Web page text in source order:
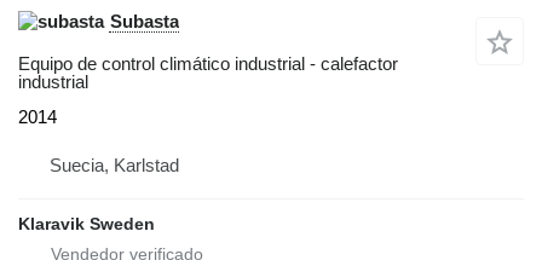
Subasta
Equipo de control climático industrial - calefactor
industrial
2014
Suecia, Karlstad
Klaravik Sweden